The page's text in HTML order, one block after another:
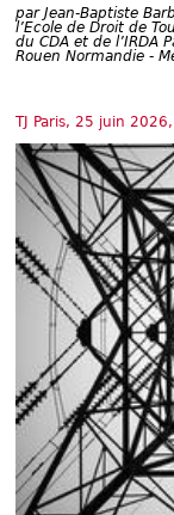
IT
par Jean-Baptiste
l’Ecole de Droit de
du CDA et de l’IRDA
Rouen Normandie -
TJ Paris, 25 juin